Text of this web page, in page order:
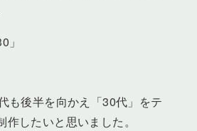
」
も後半を向かえ「30代」をテ
したいと思いました。